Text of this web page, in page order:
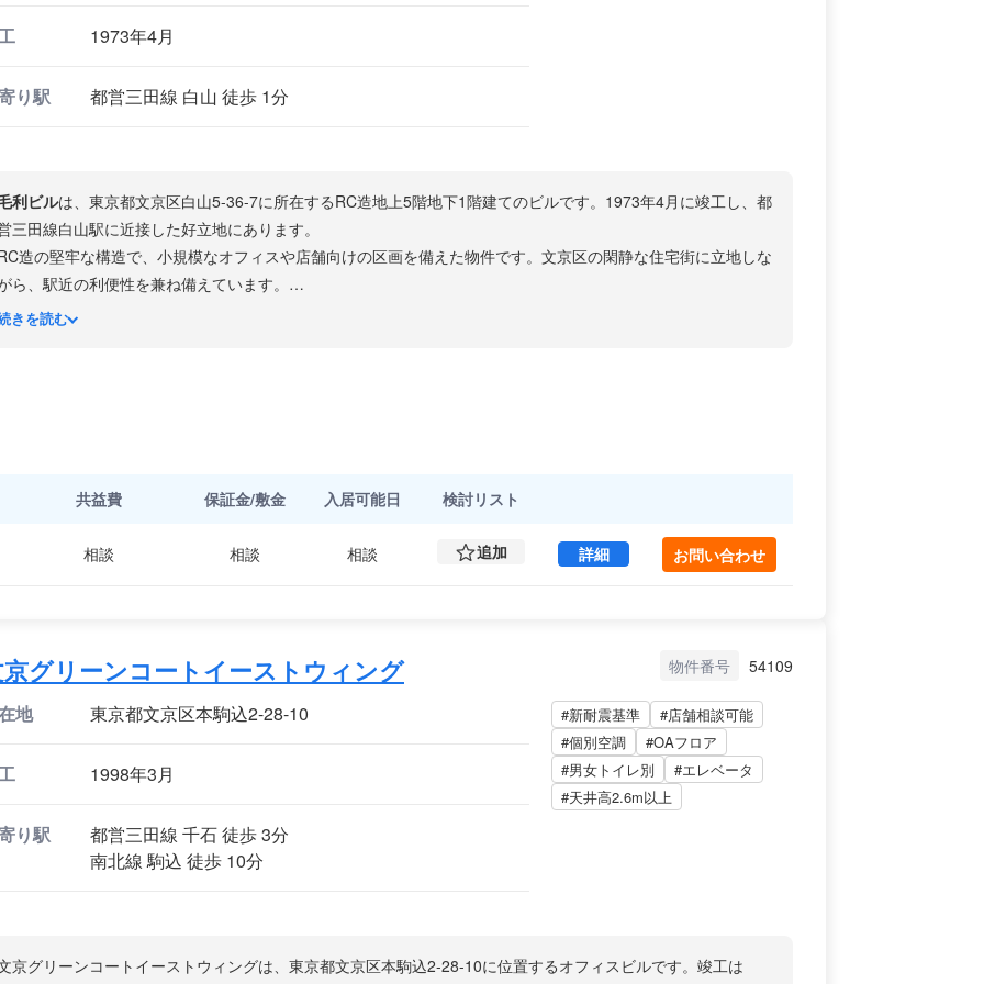
1973年4月
り駅 都営三田線 白山 徒歩 1分
利ビルは、東京都文京区白山5-36-7に所在するRC造地上5階地下1階建てのビルです。1973年4月に竣工し、都
三田線白山駅に近接した好立地にあります。
造の堅牢な構造で、小規模なオフィスや店舗向けの区画を備えた物件です。文京区の閑静な住宅街に立地しな
ら、駅近の利便性を兼ね備えています。
営三田線白山駅から徒歩約1分と至便なアクセスです。白山神社や東洋大学にも近い文教エリアに位置し、周辺
きを読む
共益費 保証金/敷金 入居可能日 検討リスト
相談 相談 相談 追加 詳細毛利ビル 1+2 (106.02㎡) ｜文京区 の賃貸オフィス・
お問い合わせ
グリーンコートイーストウィング 物件番号 54109
地 東京都文京区本駒込2-28-10
1998年3月
り駅
都営三田線 千石 徒歩 3分
南北線 駒込 徒歩 10分
#新耐震基準
#店舗相談可能
#個別空調
#OAフロア
#男女トイレ別
#エレベータ
#天井高2.6m以上
京グリーンコートイーストウィングは、東京都文京区本駒込2-28-10に位置するオフィスビルです。竣工は